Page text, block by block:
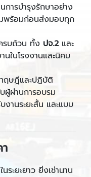
การบำรุงรักษาอย่าง
พร้อมก่อนส่งมอบทุก
รบถ้วน ทั้ง ปจ.2และ
ในโรงงานและนิคม
ฤษฎีและปฏิบัติ
ผ่านการอบรม
านระยะสั้น และแบบ
ระยะยาว ยิ่งเช่านาน